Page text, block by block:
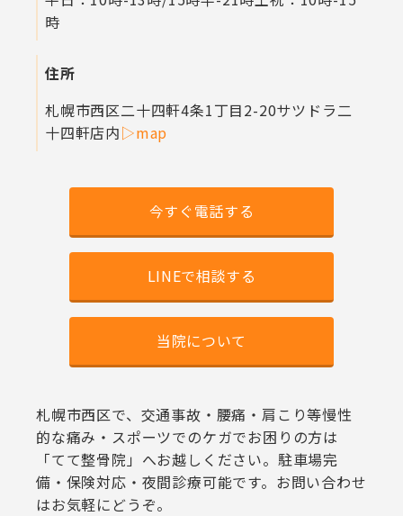
時
住所
札幌市西区二十四軒4条1丁目2-20サツドラ二
十四軒店内▷map
今すぐ電話する
LINEで相談する
当院について
札幌市西区で、交通事故・腰痛・肩こり等慢性
的な痛み・スポーツでのケガでお困りの方は
「てて整骨院」へお越しください。駐車場完
備・保険対応・夜間診療可能です。お問い合わせ
はお気軽にどうぞ。